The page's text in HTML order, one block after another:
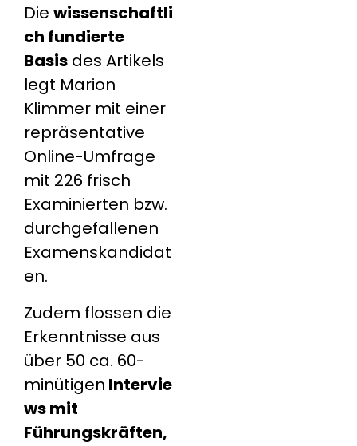
Die wissenschaftli
ch fundierte
Basis des Artikels
legt Marion
Klimmer mit einer
repräsentative
Online-Umfrage
mit 226 frisch
Examinierten bzw.
durchgefallenen
Examenskandidat
en.
Zudem flossen die
Erkenntnisse aus
über 50 ca. 60-
minütigen Intervie
ws mit
Führungskräften,